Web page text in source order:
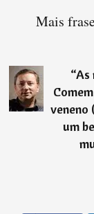
Mais
“As
veneno
um